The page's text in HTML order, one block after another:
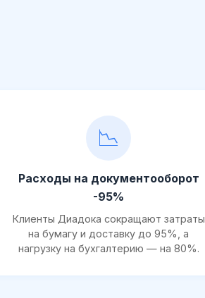
📉
Расходы на документооборот
-95%
Клиенты Диадока сокращают затраты
на бумагу и доставку до 95%, а
нагрузку на бухгалтерию — на 80%.